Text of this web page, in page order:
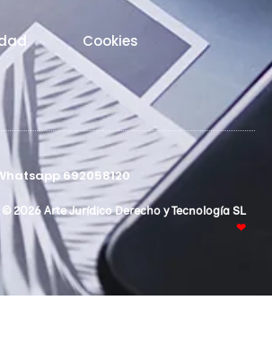
Cookies
692058120
© 2026 Arte Jurídico Derecho y Tecnología SL
❤